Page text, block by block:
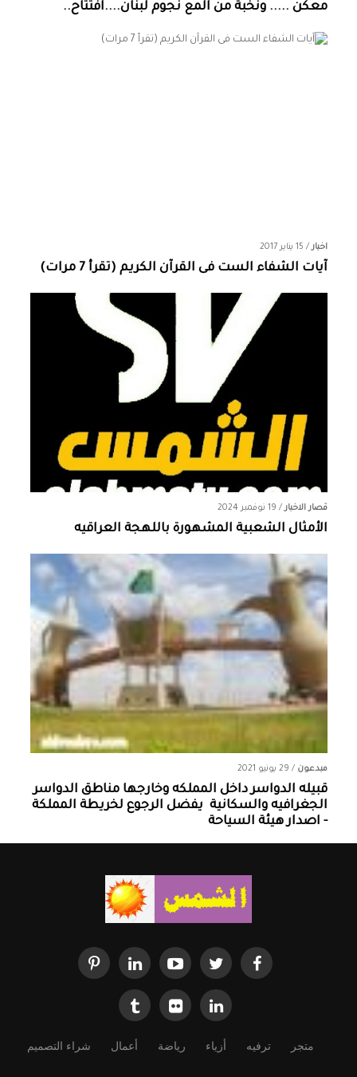
معكن ..... ونخبة من المع نجوم لبنان....افتتاح..
اخبار/ 15 يناير 2017
آيات الشفاء الست فى القرآن الكريم (تقرأ 7 مرات)
قصار الاخبار/ 19 نوفمبر 2024
الأمثال الشعبية المشهورة باللهجة العراقيه
مبدعون / 29 يونيو 2021
قبيله الدواسر داخل المملكه وخارجها ‏مناطق الدواسر
الجغرافيه والسكانية ‏ يفضل الرجوع لخريطة المملكة
- اصدار هيئة السياحة
متجر ترفيه أزياء رياضة أعمال شراء التصميم